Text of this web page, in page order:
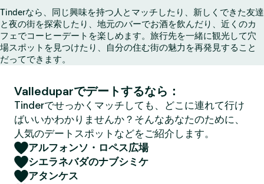
Tinderなら、同じ興味を持つ人とマッチしたり、新しくできた友達
と夜の街を探索したり、地元のバーでお酒を飲んだり、近くのカ
フェでコーヒーデートを楽しめます。旅行先を一緒に観光して穴
場スポットを見つけたり、自分の住む街の魅力を再発見すること
だってできます。
Valleduparでデートするなら：
Tinderでせっかくマッチしても、どこに連れて行け
ばいいかわかりませんか？そんなあなたのために、
人気のデートスポットなどをご紹介します。
アルフォンソ・ロペス広場
シエラネバダのナブシミケ
アタンケス